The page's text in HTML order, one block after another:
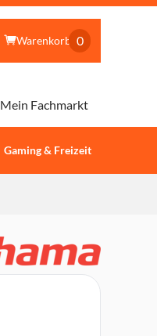
Warenkorb 0
Gaming & Freizeit
Mein Fachmarkt